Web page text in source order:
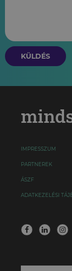
KÜLDÉS
IMPRESSZUM
PARTNEREK
ÁSZF
ADATKEZELÉSI